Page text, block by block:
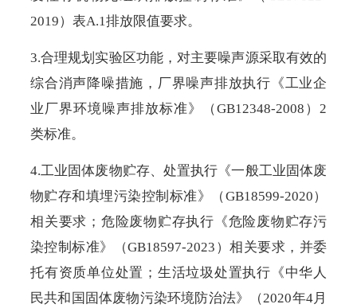
2019）表A.1排放限值要求。
3.合理规划实验区功能，对主要噪声源采取有效的
综合消声降噪措施，厂界噪声排放执行《工业企
业厂界环境噪声排放标准》（GB12348-2008）2
类标准。
4.工业固体废物贮存、处置执行《一般工业固体废
物贮存和填埋污染控制标准》（GB18599-2020）
相关要求；危险废物贮存执行《危险废物贮存污
染控制标准》（GB18597-2023）相关要求，并委
托有资质单位处置；生活垃圾处置执行《中华人
民共和国固体废物污染环境防治法》（2020年4月